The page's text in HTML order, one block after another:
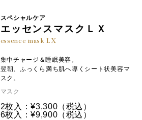
スペシャルケア
エッセンスマスクＬＸ
essence mask LX
集中チャージ＆睡眠美容。
翌朝、ふっくら満ち肌へ導くシート状美容マ
スク。
マスク
2枚入：¥3,300 （税込）
6枚入：¥9,900 （税込）